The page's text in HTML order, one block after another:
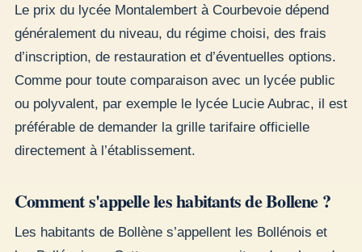
Le prix du lycée Montalembert à Courbevoie dépend
généralement du niveau, du régime choisi, des frais
d’inscription, de restauration et d’éventuelles options.
Comme pour toute comparaison avec un lycée public
ou polyvalent, par exemple le lycée Lucie Aubrac, il est
préférable de demander la grille tarifaire officielle
directement à l’établissement.
Comment s'appelle les habitants de Bollene ?
Les habitants de Bollène s’appellent les Bollénois et